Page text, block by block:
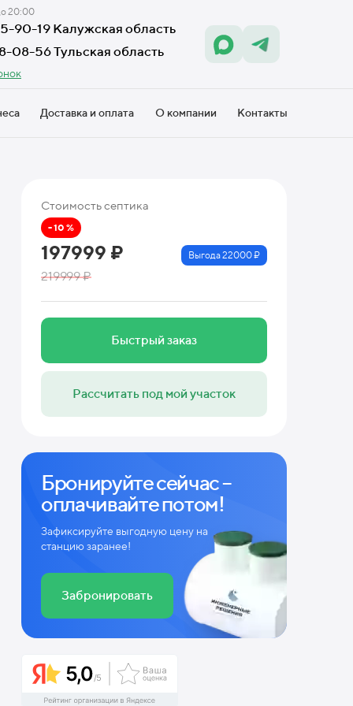
20:00
90-19 Калужская область
08-56 Тульская область
Доставка и оплата О компании Контакты
Стоимость септика
- 10 %
Выгода 22000 ₽
197999 ₽
219999 ₽
Быстрый заказ
Рассчитать под мой участок
Бронируйте сейчас –
оплачивайте потом!
Зафиксируйте выгодную цену на
станцию заранее!
Забронировать